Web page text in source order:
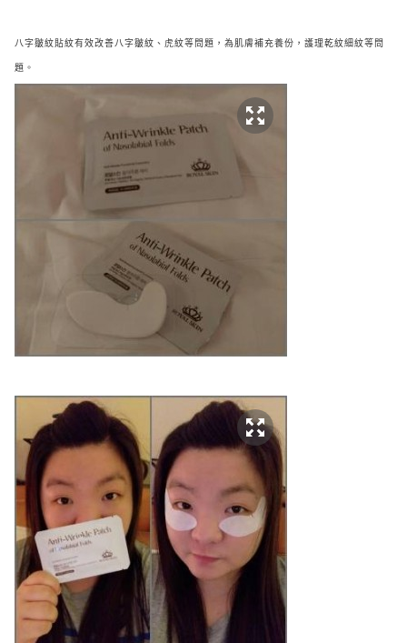
八字皺紋貼紋有效改善八字皺紋、虎紋等問題，為肌膚補充養份，護理乾紋細紋等問
題。